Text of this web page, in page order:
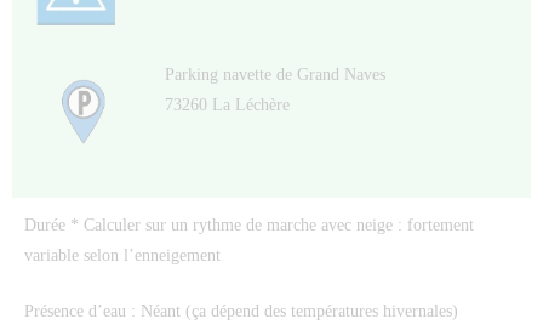
Parking navette de Grand Naves
73260 La Léchère
Durée * Calculer sur un rythme de marche avec neige : fortement
variable selon l’enneigement
Présence d’eau : Néant (ça dépend des températures hivernales)